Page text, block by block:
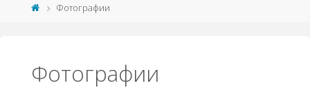
Фотографии
Фотографии